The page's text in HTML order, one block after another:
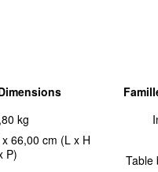
kg
66,00 cm (L x H
P)
Table